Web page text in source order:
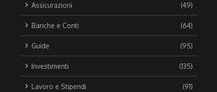
Assicurazioni (49)
Banche e Conti (64)
Guide (95)
Investimenti (135)
Lavoro e Stipendi (91)